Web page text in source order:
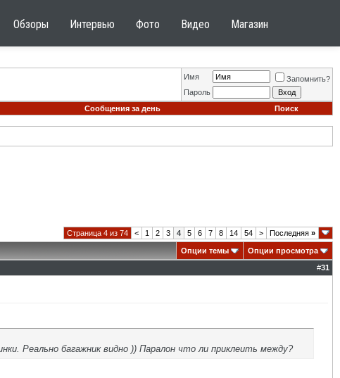
Обзоры Интервью Фото Видео Магазин
Имя
Запомнить?
Пароль
Сообщения за день Поиск
Страница 4 из 74 < 1 2 3 4 5 6 7 8 14 54 > Последняя »
Опции темы
Опции просмотра
#31
Реально багажник видно )) Паралон что ли приклеить между?